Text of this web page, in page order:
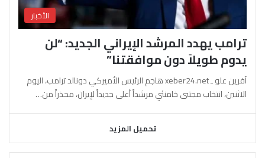
الأخبار
ترامب يهدد المرشد الإيراني الجديد: “لن
يدوم طويلاً دون موافقتنا”
آفرين علو ـ xeber24.net هاجم الرئيس الأميركي دونالد ترامب، اليوم
الاثنين، انتخاب مجتبى خامنئي مرشداً أعلى جديداً لإيران، محذراً من…
تحميل المزيد